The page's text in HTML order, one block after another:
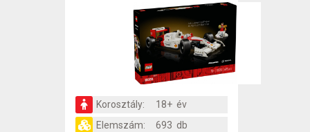
Korosztály:
18+ év
Elemszám:
693 db